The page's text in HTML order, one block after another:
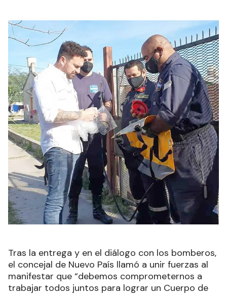
Tras la entrega y en el diálogo con los bomberos,
el concejal de Nuevo País llamó a unir fuerzas al
manifestar que “debemos comprometernos a
trabajar todos juntos para lograr un Cuerpo de